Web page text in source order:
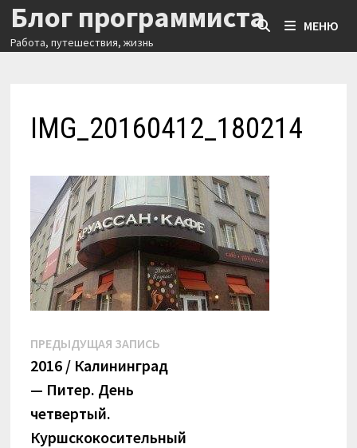
Перейти
содержимому
Блог программиста
Работа, путешествия, жизнь
МЕНЮ
IMG_20160412_180214
Навигация
по
записям
ПРЕДЫДУЩАЯ ЗАПИСЬПредыдущая
запись:
2016 / Калининград
— Питер. День
четвертый.
Куршскокосительный